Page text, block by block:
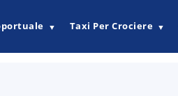
▼ Taxi Per Crociere ▼